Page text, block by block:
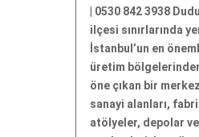
| 0530 842 3938
ilçesi sınırlarında
İstanbul’un en
üretim
öne çıkan bir
sanayi alanları,
atölyeler, depolar